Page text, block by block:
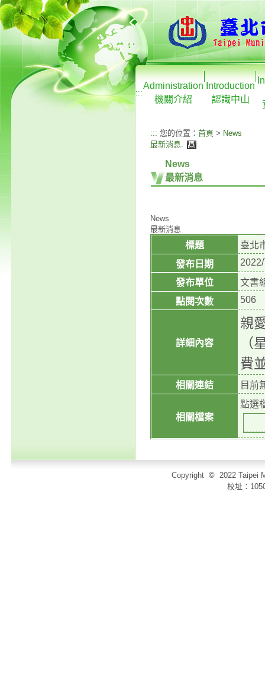
:::
Administration
機關介紹
Introduction
認識中山
::: 您的位置： 首頁 > News
最新消息.
News
最新消息
News
最新消息
標題
臺北
發布日期
發布單位
文書
點閱次數
506
詳細內容
親
（
費
相關連結 目前
相關檔案
點選
Copyright © 2022 Taipei
校址：